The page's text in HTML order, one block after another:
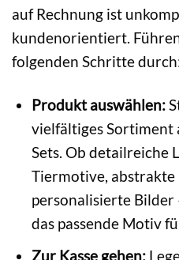
auf Rechnung ist
kundenorientiert.
folgenden Schritte
Produkt auswählen:
vielfältiges Sortiment
Sets. Ob detailreiche
Tiermotive,
personalisierte
das passende Motiv
Zur Kasse gehen: